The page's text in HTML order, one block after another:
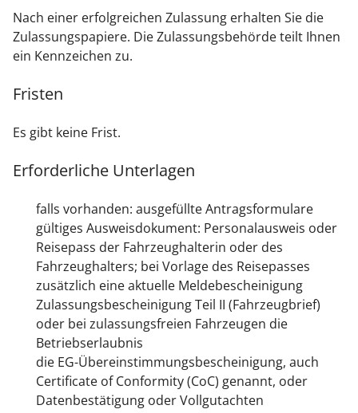
Nach einer erfolgreichen Zulassung erhalten Sie die
Zulassungspapiere. Die Zulassungsbehörde teilt Ihnen
ein Kennzeichen zu.
Fristen
Es gibt keine Frist.
Erforderliche Unterlagen
falls vorhanden: ausgefüllte Antragsformulare
gültiges Ausweisdokument: Personalausweis oder
Reisepass der Fahrzeughalterin oder des
Fahrzeughalters; bei Vorlage des Reisepasses
zusätzlich eine aktuelle Meldebescheinigung
Zulassungsbescheinigung Teil II (Fahrzeugbrief)
oder bei zulassungsfreien Fahrzeugen die
Betriebserlaubnis
die EG-Übereinstimmungsbescheinigung, auch
Certificate of Conformity (CoC) genannt, oder
Datenbestätigung oder Vollgutachten